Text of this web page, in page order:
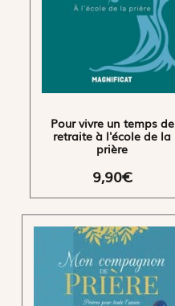
Pour vivre un temps de
retraite à l'école de la
prière
9,90€